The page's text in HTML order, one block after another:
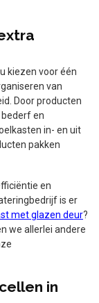
kiezen voor één
van
Door producten
en
in- en uit
pakken
en
is er
met glazen deur?
we allerlei andere
in